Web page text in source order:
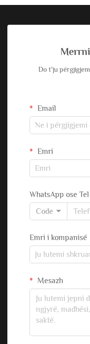
Do t'ju
Email
Emri
WhatsApp ose Tel
Code
Emri i kompanisë
Mesazh